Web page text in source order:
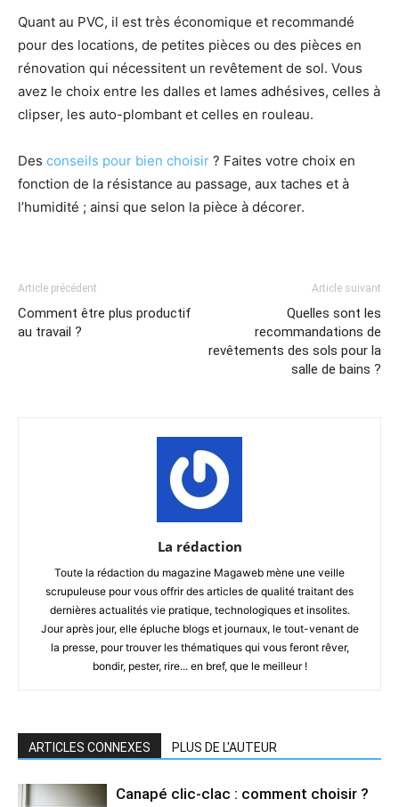
Quant au PVC, il est très économique et recommandé
pour des locations, de petites pièces ou des pièces en
rénovation qui nécessitent un revêtement de sol. Vous
avez le choix entre les dalles et lames adhésives, celles à
clipser, les auto-plombant et celles en rouleau.
Des conseils pour bien choisir ? Faites votre choix en
fonction de la résistance au passage, aux taches et à
l’humidité ; ainsi que selon la pièce à décorer.
Article précédent
Comment être plus productif
au travail ?
Article suivant
Quelles sont les
recommandations de
revêtements des sols pour la
salle de bains ?
La rédaction
Toute la rédaction du magazine Magaweb mène une veille
scrupuleuse pour vous offrir des articles de qualité traitant des
dernières actualités vie pratique, technologiques et insolites.
Jour après jour, elle épluche blogs et journaux, le tout-venant de
la presse, pour trouver les thématiques qui vous feront rêver,
bondir, pester, rire... en bref, que le meilleur !
ARTICLES CONNEXES PLUS DE L'AUTEUR
Canapé clic-clac : comment choisir ?